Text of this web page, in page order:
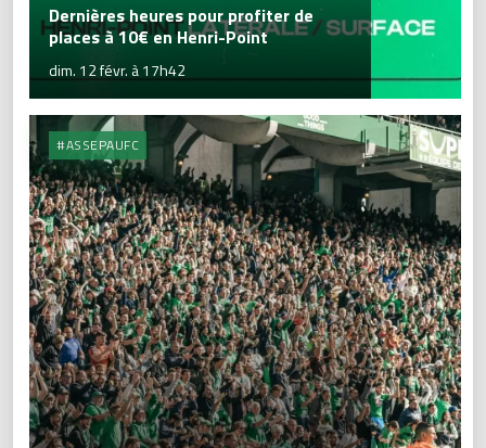
Dernières heures pour profiter de
places à 10€ en Henri-Point
dim. 12 févr. à 17h42
#ASSEPAUFC